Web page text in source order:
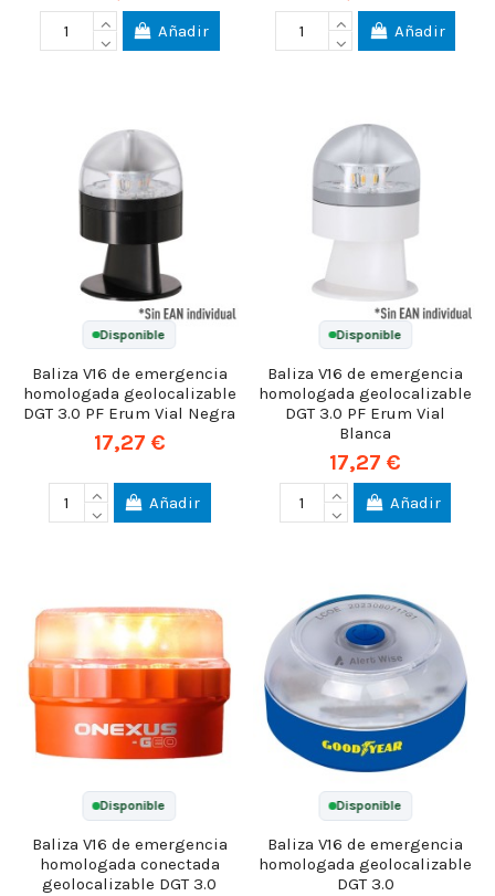
Añadir Añadir
Disponible
Baliza V16 de emergencia
homologada geolocalizable
DGT 3.0 PF Erum Vial Negra
17,27 €
Añadir
Disponible
Baliza V16 de emergencia
homologada geolocalizable
DGT 3.0 PF Erum Vial
Blanca
17,27 €
Añadir
Disponible
Baliza V16 de emergencia
homologada conectada
geolocalizable DGT 3.0
Disponible
Baliza V16 de emergencia
homologada geolocalizable
DGT 3.0